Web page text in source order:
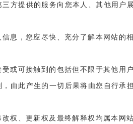
方提供的服务向您本人、其他用
息，您应尽快、充分了解本网站的
或可接触到的包括但不限于其他用
由此产生的一切后果将由您自行承
权、更新权及最终解释权均属本网